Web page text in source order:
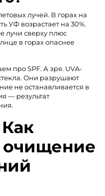
лучей. В горах на
УФ возрастает на 30%.
лучи сверху плюс
в горах опаснее
про SPF. А зря. UVA-
Они разрушают
не останавливается в
— результат
очищение